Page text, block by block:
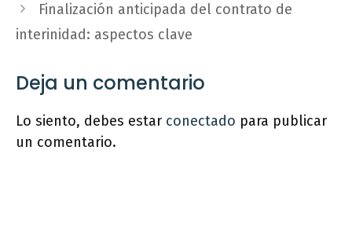
Finalización anticipada del contrato de
interinidad: aspectos clave
Deja un comentario
Lo siento, debes estar conectado para publicar
un comentario.